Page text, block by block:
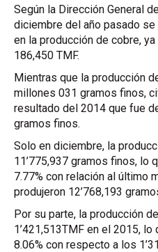
Según la Dirección General
diciembre del año pasado se
en la producción de cobre,
186,450 TMF.
Mientras que la producción
millones 031 gramos finos,
resultado del 2014 que fue
gramos finos.
Solo en diciembre, la
11’775,937 gramos finos, lo
7.77% con relación al último
produjeron 12’768,193
Por su parte, la producción
1’421,513TMF en el 2015, lo
8.06% con respecto a los